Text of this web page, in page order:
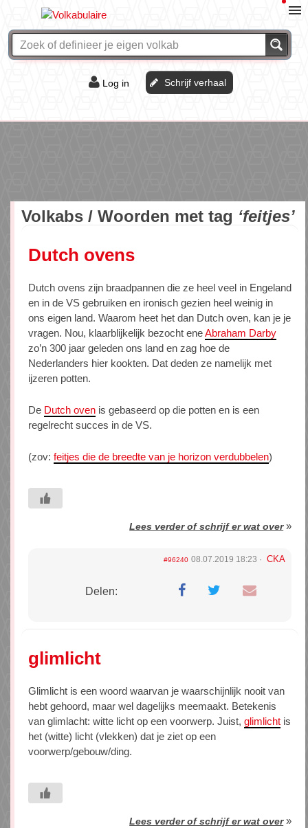
Log in Schrijf verhaal
Volkabs / Woorden met tag ‘feitjes’
Dutch ovens
Dutch ovens zijn braadpannen die ze heel veel in Engeland
en in de VS gebruiken en ironisch gezien heel weinig in
ons eigen land. Waarom heet het dan Dutch oven, kan je je
vragen. Nou, klaarblijkelijk bezocht eneAbraham Darby
zo’n 300 jaar geleden ons land en zag hoe de
Nederlanders hier kookten. Dat deden ze namelijk met
ijzeren potten.
De Dutch oven is gebaseerd op die potten en is een
regelrecht succes in de VS.
(zov: feitjes die de breedte van je horizon verdubbelen)
Lees verder of schrijf er wat over»
#96240 08.07.2019 18:23 CKA
Delen:
glimlicht
Glimlicht is een woord waarvan je waarschijnlijk nooit van
hebt gehoord, maar wel dagelijks meemaakt. Betekenis
van glimlacht: witte licht op een voorwerp. Juist, glimlicht is
het (witte) licht (vlekken) dat je ziet op een
voorwerp/gebouw/ding.
Lees verder of schrijf er wat over»